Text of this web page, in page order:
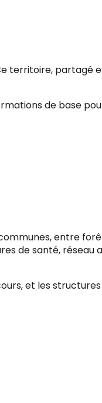
territoire,
de base
entre
de santé,
et les